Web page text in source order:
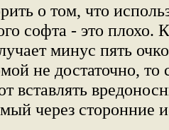
о том, что
софта - это плохо.
минус пять
не достаточно, то
вставлять
через сторонние